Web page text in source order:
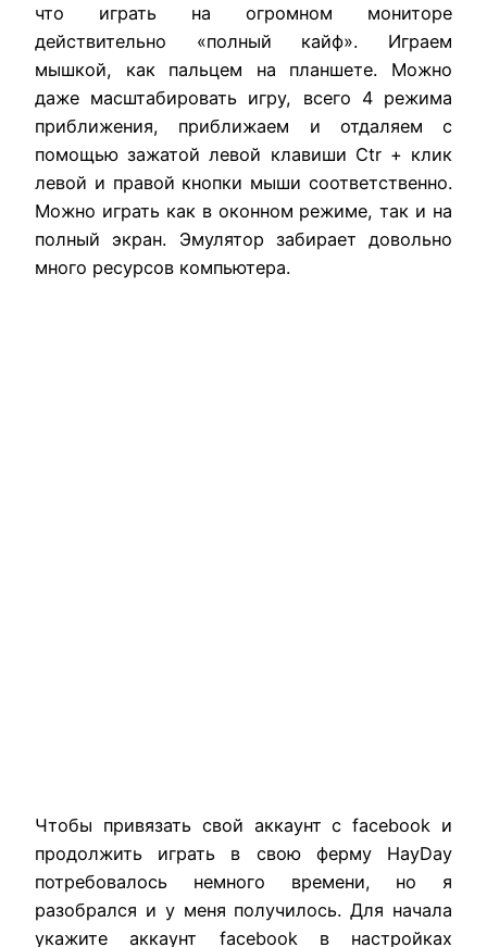
что играть на огромном мониторе
действительно «полный кайф». Играем
мышкой, как пальцем на планшете. Можно
даже масштабировать игру, всего 4 режима
приближения, приближаем и отдаляем с
помощью зажатой левой клавиши Ctr + клик
левой и правой кнопки мыши соответственно.
Можно играть как в оконном режиме, так и на
полный экран. Эмулятор забирает довольно
много ресурсов компьютера.
Чтобы привязать свой аккаунт с facebook и
продолжить играть в свою ферму HayDay
потребовалось немного времени, но я
разобрался и у меня получилось. Для начала
укажите аккаунт facebook в настройках